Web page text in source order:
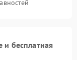
и бесплатная